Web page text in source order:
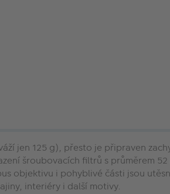
jen 125 g), přesto je připraven
šroubovacích filtrů s průměrem
objektivu i pohyblivé části jsou
interiéry i další motivy.